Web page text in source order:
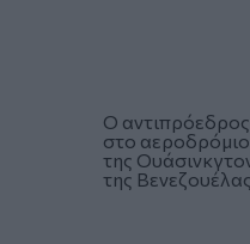
Ο
στο
της
της Βενεζουέλας.